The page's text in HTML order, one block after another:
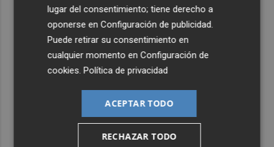
lugar del consentimiento; tiene derecho a
oponerse enConfiguración de publicidad
Puede retirar su consentimiento en
cualquier momento enConfiguración de
cookies .Política de privacidad
ACEPTAR TODO
RECHAZAR TODO